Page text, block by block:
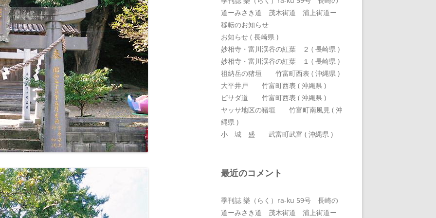
道ーみさき道 茂木街道 浦上街道ー
移転のお知らせ
お知らせ ( 長崎県 )
妙相寺・富川渓谷の紅葉 ２ ( 長崎県 )
妙相寺・富川渓谷の紅葉 １ ( 長崎県 )
祖納岳の猪垣 竹富町西表 ( 沖縄県 )
大平井戸 竹富町西表 ( 沖縄県 )
ピサダ道 竹富町西表 ( 沖縄県 )
ヤッサ地区の猪垣 竹富町南風見 ( 沖
縄県 )
小 城 盛 武富町武富 ( 沖縄県 )
最近のコメント
季刊誌 樂（らく）ra-ku 59号 長崎の
道ーみさき道 茂木街道 浦上街道ー